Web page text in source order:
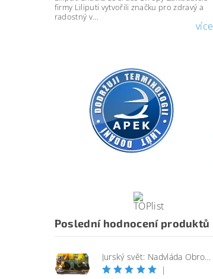
firmy Liliputi vytvořili značku pro zdravý a
radostný v...
více
Poslední hodnocení produktů
Jurský svět: Nadvláda Obrovský útočící SINOTYRANNUS
|